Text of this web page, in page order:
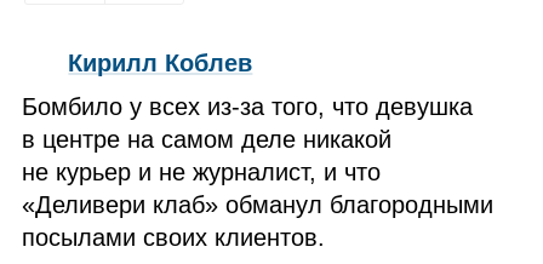
Кирилл Коблев
Бомбило у всех из‑за того, что девушка
в центре на самом деле никакой
не курьер и не журналист, и что
«Деливери клаб» обманул благородными
посылами своих клиентов.